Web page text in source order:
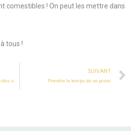
comestibles ! On peut les mettre dans
tous !
SUIVANT
Prendre le temps de se poser